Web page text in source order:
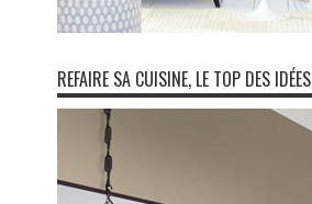
REFAIRE SA CUISINE, LE TOP DES IDÉES